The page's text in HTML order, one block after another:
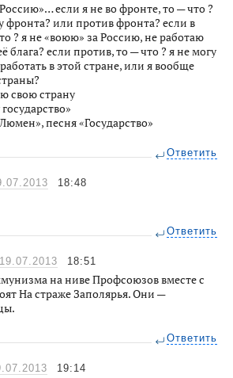
если я не во фронте, то — что ?
фронта? или против фронта? если в
? я не «воюю» за Россию, не работаю
блага? если против, то — что ? я не могу
в этой стране, или я вообще
свою страну
песня «Государство»
Ответить
18:48
Ответить
19.07.2013 18:51
на ниве Профсоюзов вместе с
На страже Заполярья. Они —
Ответить
19:14